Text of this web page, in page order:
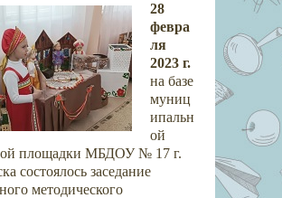
28
февра
ля
2023 г.
на базе
муниц
ипальн
ой
площадки МБДОУ № 17 г.
состоялось заседание
методического